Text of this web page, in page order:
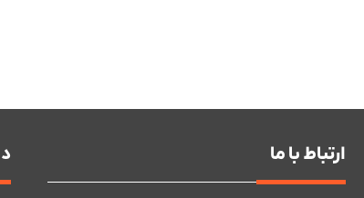
ارتباط با ما